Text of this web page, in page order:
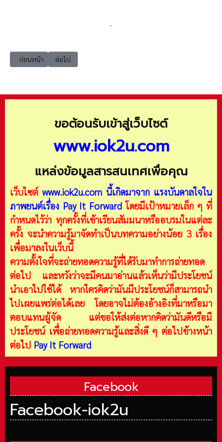
.
เนื้อหาก่อนหน้า: ai รวม AI ช่วยทำงานประเภทต่างๆ
ก่อนหน้า เนื้อหาถัดไป: ai ระดับความสามารถของ AI
ต่อไป
ขอต้อนรับเข้าสู่เว็บไซต์
www.iok2u.com
แหล่งข้อมูลสารสนเทศเพื่อคุณ
เว็บไซต์ www.iok2u.com นี้เกิดมาจาก แรงบันดาลใจใน
ภาพยนต์เรื่อง Pay It Forward โดยมีเป้าหมายเล็ก ๆ ที่
กำหนดไว้ว่า ทุกครั้งที่เข้าเรียนสัมมนาหรืออบรมในแต่ละ
ครั้ง จะนำความรู้มาจัดทำเป็นบทความอย่างน้อย 3 เรื่อง
เพื่อมาลงในเว็บนี้
ความตั้งใจที่จะถ่ายทอดความรู้ที่ได้รับมาทำการถ่ายทอด
ต่อไป และหวังว่าจะมีคนมาอ่านแล้วเห็นว่ามีประโยชน์
นำเอาไปใช้ได้ หากใครคิดว่ามันมีประโยชน์ก็สามารถนำ
ไปเผยแพร่ต่อได้เลย โดยอาจไม่ต้องอ้างอิงที่มาหรือมา
ตอบแทนผู้จัด แต่ขอให้ส่งต่อหากคิดว่ามันดีหรือมี
ประโยชน์ เพื่อถ่ายทอดความรู้และสิ่งดี ๆ ต่อไปข้างหน้า
ต่อไป Pay It Forward
Facebook
Facebook-iok2u